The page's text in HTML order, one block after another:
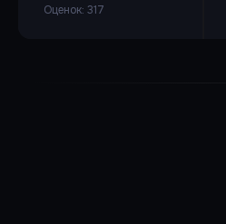
Оценок: 317